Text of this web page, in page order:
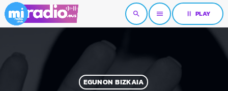
search menu pause PLAY
EGUNON BIZKAIA